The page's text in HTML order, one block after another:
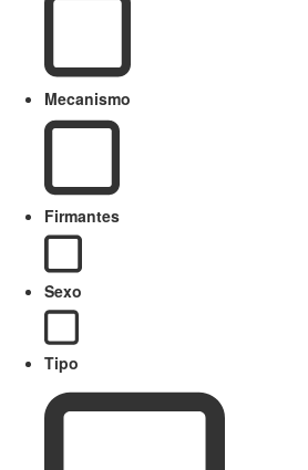
Mecanismo
Firmantes
Sexo
Tipo